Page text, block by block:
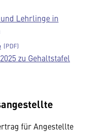
Lehrlinge in
zu Gehaltstafel
für Angestellte